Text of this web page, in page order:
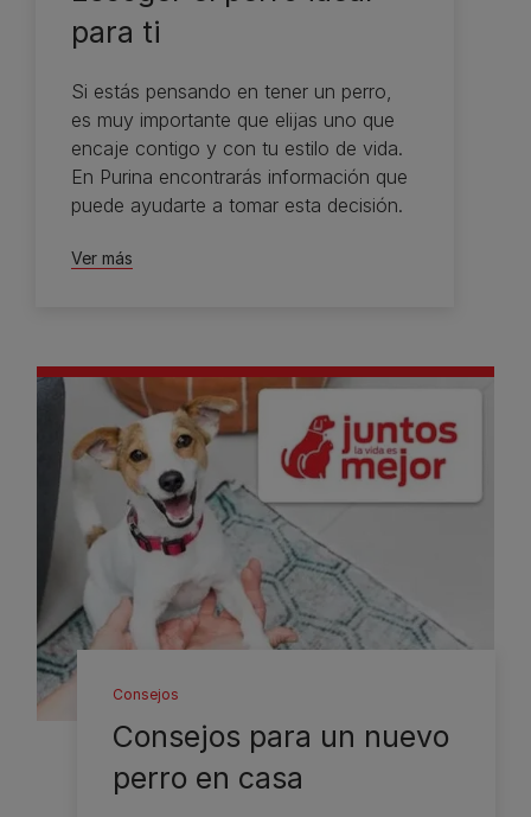
para ti
Si estás pensando en tener un perro,
es muy importante que elijas uno que
encaje contigo y con tu estilo de vida.
En Purina encontrarás información que
puede ayudarte a tomar esta decisión.
Ver más
Consejos
Consejos para un nuevo
perro en casa